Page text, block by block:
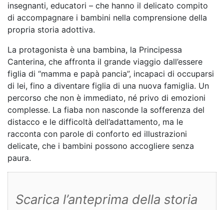
insegnanti, educatori – che hanno il delicato compito
di accompagnare i bambini nella comprensione della
propria storia adottiva.
La protagonista è una bambina, la Principessa
Canterina, che affronta il grande viaggio dall’essere
figlia di “mamma e papà pancia”, incapaci di occuparsi
di lei, fino a diventare figlia di una nuova famiglia. Un
percorso che non è immediato, né privo di emozioni
complesse. La fiaba non nasconde la sofferenza del
distacco e le difficoltà dell’adattamento, ma le
racconta con parole di conforto ed illustrazioni
delicate, che i bambini possono accogliere senza
paura.
Scarica l’anteprima della storia